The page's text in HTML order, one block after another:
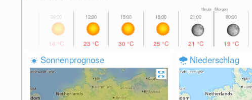
16 °C 23°C 30°C 25°C 21°C
Heute Morgen
19°C
Sonnenprognose Niederschlag